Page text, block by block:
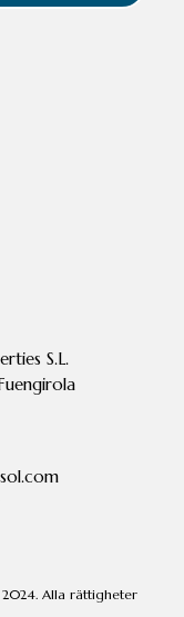
S.L.
2024. Alla rättigheter